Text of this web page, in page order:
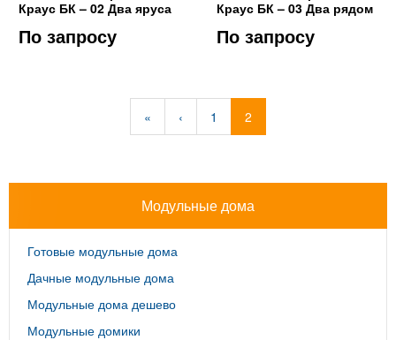
Краус БК – 02 Два яруса
По запросу
Краус БК – 03 Два рядом
По запросу
« ‹ 1 2
Модульные дома
Готовые модульные дома
Дачные модульные дома
Модульные дома дешево
Модульные домики